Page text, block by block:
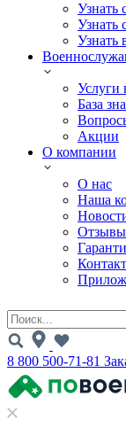
Узнать
Узнать
Узнать
Услуги
База
Акции
О компании
О нас
Наша
Отзывы
8 800 500-71-81